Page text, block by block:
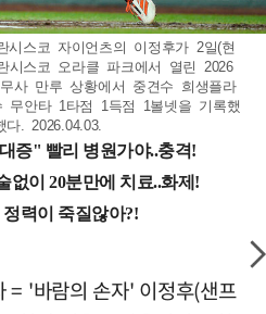
시스코 자이언츠의 이정후가 2일(현
시스코 오라클 파크에서 열린 2026
사 만루 상황에서 중견수 희생플라
안타 1타점 1득점 1볼넷을 기록했
. 2026.04.03.
= '바람의 손자' 이정후(샌프